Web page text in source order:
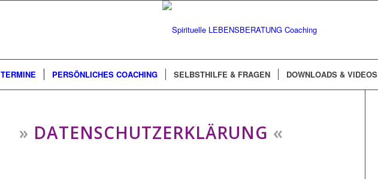
TERMINE PERSÖNLICHES COACHING SELBSTHILFE & FRAGEN DOWNLOADS & VIDEOS
» DATENSCHUTZERKLÄRUNG «